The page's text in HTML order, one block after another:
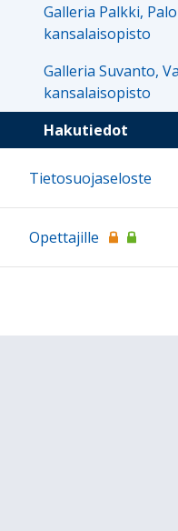
Galleria Palkki,
kansalaisopisto
Galleria Suvanto,
kansalaisopisto
Hakutiedot
Tietosuojaseloste
Opettajille